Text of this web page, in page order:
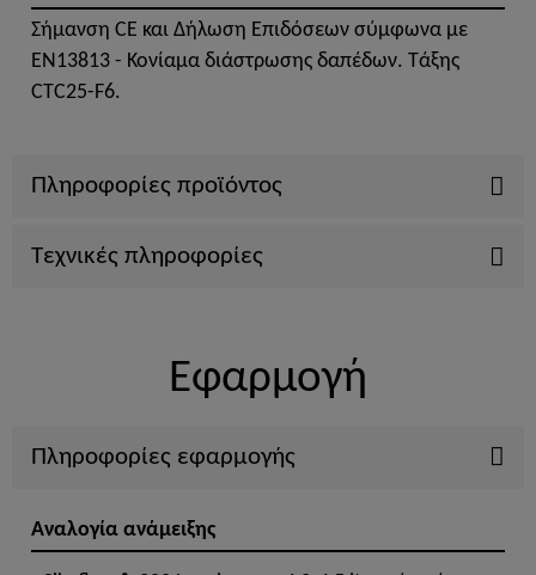
Σήμανση CE και Δήλωση Επιδόσεων σύμφωνα με
ΕΝ13813 - Κονίαμα διάστρωσης δαπέδων. Τάξης
CTC25-F6.
Πληροφορίες προϊόντος
Τεχνικές πληροφορίες
Εφαρμογή
Πληροφορίες εφαρμογής
Αναλογία ανάμειξης